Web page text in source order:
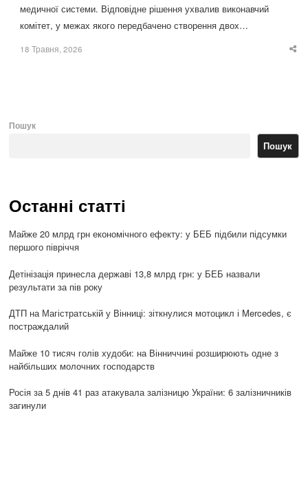
медичної системи. Відповідне рішення ухвалив виконавчий
комітет, у межах якого передбачено створення двох…
18 Травня, 2026
Пошук
Пошук
Останні статті
Майже 20 млрд грн економічного ефекту: у БЕБ підбили підсумки
першого півріччя
Детінізація принесла державі 13,8 млрд грн: у БЕБ назвали
результати за пів року
ДТП на Магістратській у Вінниці: зіткнулися мотоцикл і Mercedes, є
постраждалий
Майже 10 тисяч голів худоби: на Вінниччині розширюють одне з
найбільших молочних господарств
Росія за 5 днів 41 раз атакувала залізницю України: 6 залізничників
загинули